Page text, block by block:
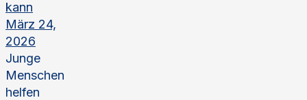
kann
März 24,
2026
Junge
Menschen
helfen